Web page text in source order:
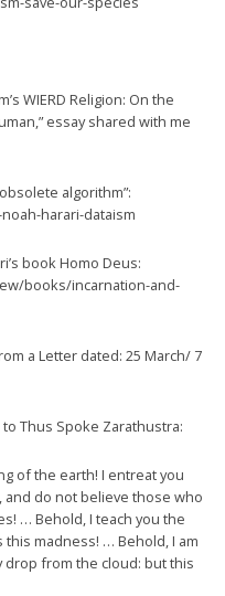
WIERD Religion: On the
essay shared with me
algorithm”:
harari-dataism
book Homo Deus:
books/incarnation-and-
a Letter dated: 25 March/ 7
Thus Spoke Zarathustra:
of the earth! I entreat you
do not believe those who
… Behold, I teach you the
madness! … Behold, I am
drop from the cloud: but this